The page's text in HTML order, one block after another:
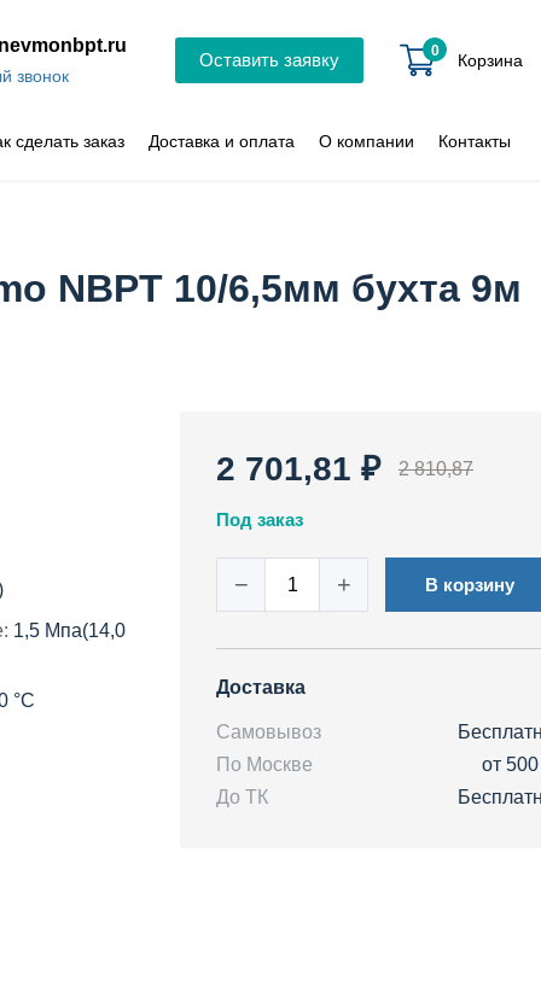
звонок
Оставить заявку 0 Корзина
сделать заказ Доставка и оплата О компании Контакты
NBPT 10/6,5мм бухта 9м
1,5 Мпа(14,0
°C
2 701,81 ₽ 2 810,87
Под заказ
− + В корзину
Доставка
Самовывоз
По Москве
от
До ТК